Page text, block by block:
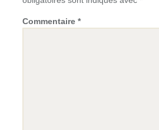
Commentaire *